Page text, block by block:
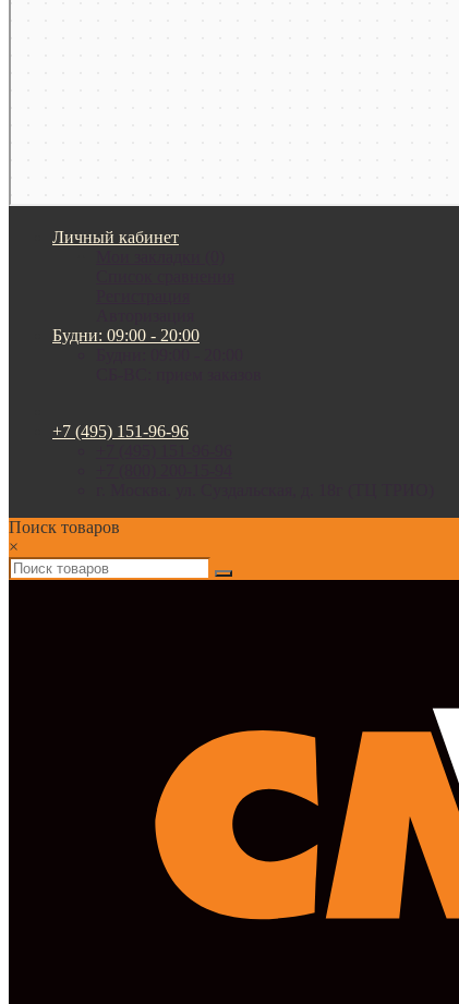
Личный кабинет
Будни: 09:00 - 20:00
+7 (495) 151-96-96
Поиск товаров
×